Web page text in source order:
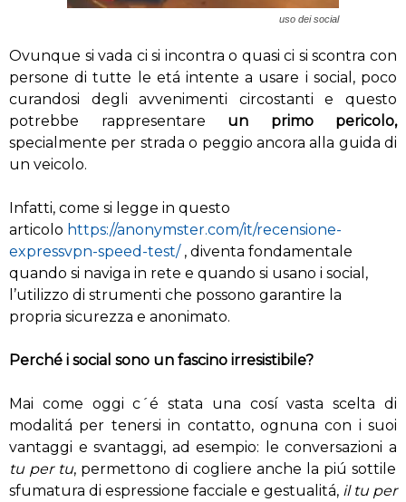
uso dei social
Ovunque si vada ci si incontra o quasi ci si scontra con
persone di tutte le etá intente a usare i social, poco
curandosi degli avvenimenti circostanti e questo
potrebbe rappresentare un primo pericolo,
specialmente per strada o peggio ancora alla guida di
un veicolo.
Infatti, come si legge in questo
articolo https://anonymster.com/it/recensione-
expressvpn-speed-test/, diventa fondamentale
quando si naviga in rete e quando si usano i social,
l’utilizzo di strumenti che possono garantire la
propria sicurezza e anonimato.
Perché i social sono un fascino irresistibile?
Mai come oggi c´é stata una cosí vasta scelta di
modalitá per tenersi in contatto, ognuna con i suoi
vantaggi e svantaggi, ad esempio: le conversazioni a
tu per tu, permettono di cogliere anche la piú sottile
sfumatura di espressione facciale e gestualitá, il tu per